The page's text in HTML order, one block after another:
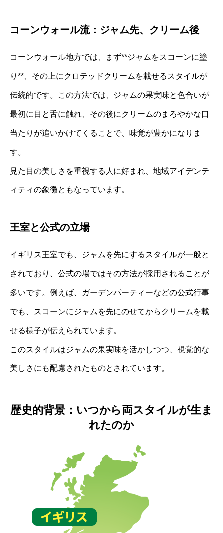
コーンウォール流：ジャム先、クリーム後
コーンウォール地方では、まず**ジャムをスコーンに塗
り**、その上にクロテッドクリームを載せるスタイルが
伝統的です。この方法では、ジャムの果実味と色合いが
最初に目と舌に触れ、その後にクリームのまろやかな口
当たりが追いかけてくることで、味覚が豊かになりま
す。
見た目の美しさを重視する人に好まれ、地域アイデンテ
ィティの象徴ともなっています。
王室と公式の立場
イギリス王室でも、ジャムを先にするスタイルが一般と
されており、公式の場ではその方法が採用されることが
多いです。例えば、ガーデンパーティーなどの公式行事
でも、スコーンにジャムを先にのせてからクリームを載
せる様子が伝えられています。
このスタイルはジャムの果実味を活かしつつ、視覚的な
美しさにも配慮されたものとされています。
歴史的背景：いつから両スタイルが生ま
れたのか